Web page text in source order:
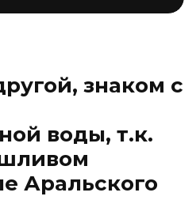
знаком c
воды, т.к.
Аральского